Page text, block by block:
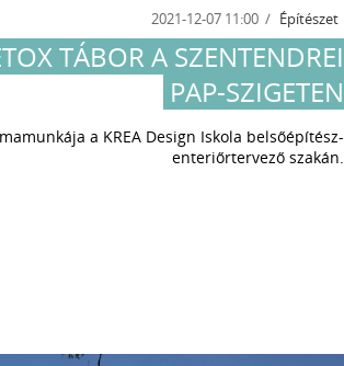
2021-12-07 11:00 Építészet
TÁBOR A SZENTENDREI
PAP-SZIGETEN
a KREA Design Iskola belsőépítész-
enteriőrtervező szakán.